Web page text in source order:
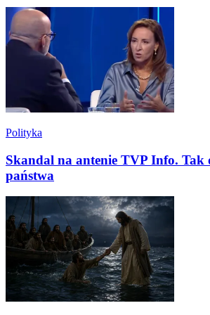
Polityka
Skandal na antenie TVP Info. Tak
państwa